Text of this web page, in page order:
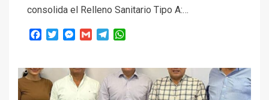
consolida el Relleno Sanitario Tipo A:…
Facebook
TwitterMessenger
Gmail Telegram